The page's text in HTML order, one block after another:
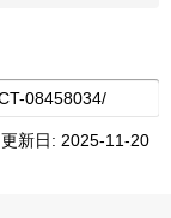
新日: 2025-11-20